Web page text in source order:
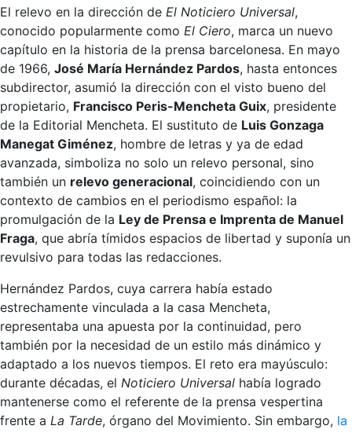
El relevo en la dirección de El Noticiero Universal,
conocido popularmente como El Ciero, marca un nuevo
capítulo en la historia de la prensa barcelonesa. En mayo
de 1966, José María Hernández Pardos, hasta entonces
subdirector, asumió la dirección con el visto bueno del
propietario, Francisco Peris-Mencheta Guix, presidente
de la Editorial Mencheta. El sustituto de Luis Gonzaga
Manegat Giménez, hombre de letras y ya de edad
avanzada, simboliza no solo un relevo personal, sino
también un relevo generacional, coincidiendo con un
contexto de cambios en el periodismo español: la
promulgación de la Ley de Prensa e Imprenta de Manuel
Fraga, que abría tímidos espacios de libertad y suponía un
revulsivo para todas las redacciones.
Hernández Pardos, cuya carrera había estado
estrechamente vinculada a la casa Mencheta,
representaba una apuesta por la continuidad, pero
también por la necesidad de un estilo más dinámico y
adaptado a los nuevos tiempos. El reto era mayúsculo:
durante décadas, el Noticiero Universal había logrado
mantenerse como el referente de la prensa vespertina
frente a La Tarde, órgano del Movimiento. Sin embargo, la